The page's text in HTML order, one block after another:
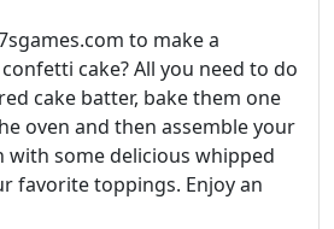
to make a
cake? All you need to do
cake batter, bake them one
oven and then assemble your
with some delicious whipped
favorite toppings. Enjoy an